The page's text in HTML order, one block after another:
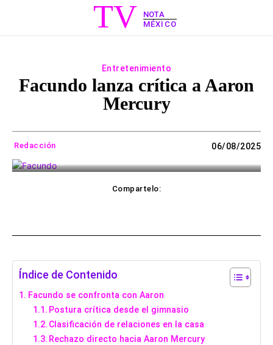
TV
NOTA
MÉXICO
Entretenimiento
Facundo lanza crítica a Aaron
Mercury
Redacción 06/08/2025
Compartelo:
Índice de Contenido
Facundo se confronta con Aaron
Postura crítica desde el gimnasio
Clasificación de relaciones en la casa
Rechazo directo hacia Aaron Mercury